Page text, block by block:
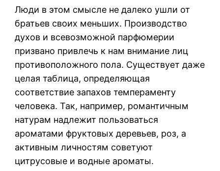
Люди в этом смысле не далеко ушли от
братьев своих меньших. Производство
духов и всевозможной парфюмерии
призвано привлечь к нам внимание лиц
противоположного пола. Существует даже
целая таблица, определяющая
соответствие запахов темпераменту
человека. Так, например, романтичным
натурам надлежит пользоваться
ароматами фруктовых деревьев, роз, а
активным личностям советуют
цитрусовые и водные ароматы.